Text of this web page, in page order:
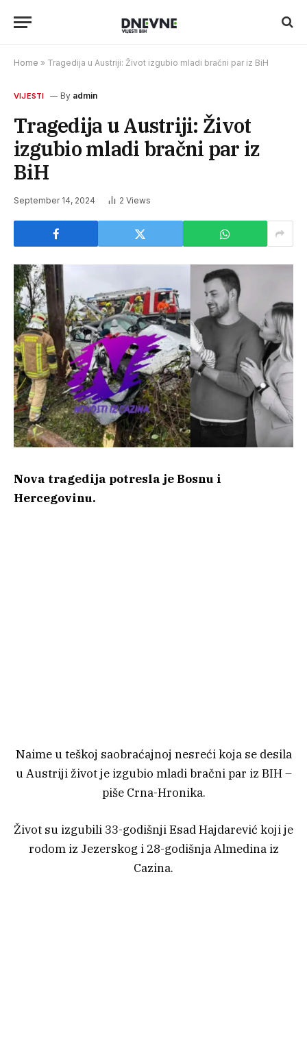
Home » Tragedija u Austriji: Život izgubio mladi bračni par iz BiH
VIJESTI By admin
Tragedija u Austriji: Život
izgubio mladi bračni par iz
BiH
September 14, 2024 2 Views
Nova tragedija potresla je Bosnu i
Hercegovinu.
Naime u teškoj saobraćajnoj nesreći koja se desila
u Austriji život je izgubio mladi bračni par iz BIH –
piše Crna-Hronika.
Život su izgubili 33-godišnji Esad Hajdarević koji je
rodom iz Jezerskog i 28-godišnja Almedina iz
Cazina.